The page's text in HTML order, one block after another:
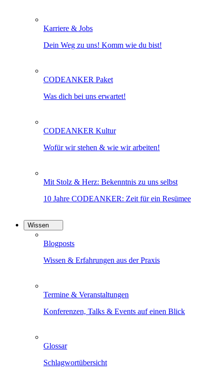
Karriere & Jobs
Dein Weg zu uns! Komm wie du bist!
CODEANKER Paket
Was dich bei uns erwartet!
CODEANKER Kultur
Wofür wir stehen & wie wir arbeiten!
Mit Stolz & Herz: Bekenntnis zu uns selbst
10 Jahre CODEANKER: Zeit für ein Resümee
Wissen
Blogposts
Wissen & Erfahrungen aus der Praxis
Termine & Veranstaltungen
Konferenzen, Talks & Events auf einen Blick
Glossar
Schlagwortübersicht